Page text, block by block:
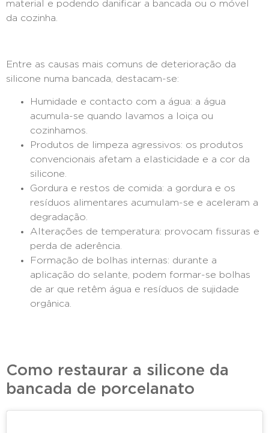
material e podendo danificar a bancada ou o móvel
da cozinha.
Entre as causas mais comuns de deterioração da
silicone numa bancada, destacam-se:
Humidade e contacto com a água: a água
acumula-se quando lavamos a loiça ou
cozinhamos.
Produtos de limpeza agressivos: os produtos
convencionais afetam a elasticidade e a cor da
silicone.
Gordura e restos de comida: a gordura e os
resíduos alimentares acumulam-se e aceleram a
degradação.
Alterações de temperatura: provocam fissuras e
perda de aderência.
Formação de bolhas internas: durante a
aplicação do selante, podem formar-se bolhas
de ar que retêm água e resíduos de sujidade
orgânica.
Como restaurar a silicone da
bancada de porcelanato